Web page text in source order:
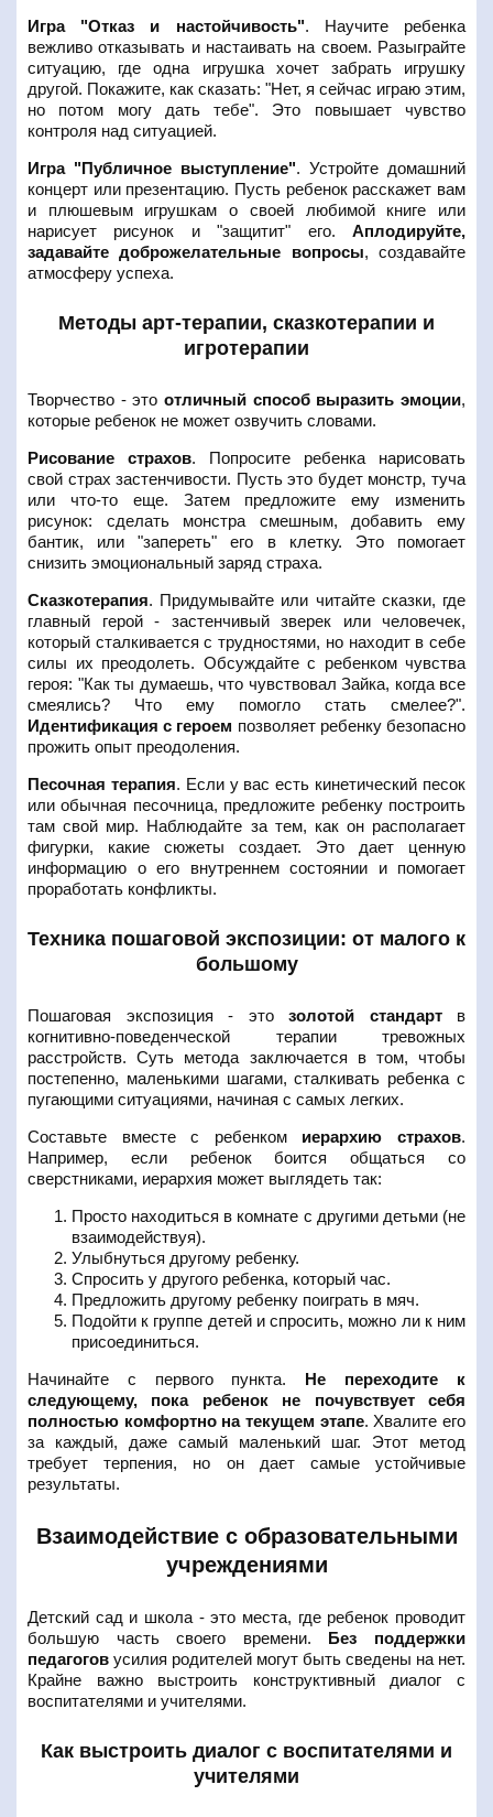
Игра "Отказ и настойчивость". Научите ребенка
вежливо отказывать и настаивать на своем. Разыграйте
ситуацию, где одна игрушка хочет забрать игрушку
другой. Покажите, как сказать: "Нет, я сейчас играю этим,
но потом могу дать тебе". Это повышает чувство
контроля над ситуацией.
Игра "Публичное выступление". Устройте домашний
концерт или презентацию. Пусть ребенок расскажет вам
и плюшевым игрушкам о своей любимой книге или
нарисует рисунок и "защитит" его. Аплодируйте,
задавайте доброжелательные вопросы, создавайте
атмосферу успеха.
Методы арт-терапии, сказкотерапии и
игротерапии
Творчество - это отличный способ выразить эмоции,
которые ребенок не может озвучить словами.
Рисование страхов. Попросите ребенка нарисовать
свой страх застенчивости. Пусть это будет монстр, туча
или что-то еще. Затем предложите ему изменить
рисунок: сделать монстра смешным, добавить ему
бантик, или "запереть" его в клетку. Это помогает
снизить эмоциональный заряд страха.
Сказкотерапия. Придумывайте или читайте сказки, где
главный герой - застенчивый зверек или человечек,
который сталкивается с трудностями, но находит в себе
силы их преодолеть. Обсуждайте с ребенком чувства
героя: "Как ты думаешь, что чувствовал Зайка, когда все
смеялись? Что ему помогло стать смелее?".
Идентификация с героем позволяет ребенку безопасно
прожить опыт преодоления.
Песочная терапия. Если у вас есть кинетический песок
или обычная песочница, предложите ребенку построить
там свой мир. Наблюдайте за тем, как он располагает
фигурки, какие сюжеты создает. Это дает ценную
информацию о его внутреннем состоянии и помогает
проработать конфликты.
Техника пошаговой экспозиции: от малого к
большому
Пошаговая экспозиция - это золотой стандартв
когнитивно-поведенческой терапии тревожных
расстройств. Суть метода заключается в том, чтобы
постепенно, маленькими шагами, сталкивать ребенка с
пугающими ситуациями, начиная с самых легких.
Составьте вместе с ребенком иерархию страхов.
Например, если ребенок боится общаться со
сверстниками, иерархия может выглядеть так:
Просто находиться в комнате с другими детьми (не
взаимодействуя).
Улыбнуться другому ребенку.
Спросить у другого ребенка, который час.
Предложить другому ребенку поиграть в мяч.
Подойти к группе детей и спросить, можно ли к ним
присоединиться.
Начинайте с первого пункта. Не переходите к
следующему, пока ребенок не почувствует себя
полностью комфортно на текущем этапе. Хвалите его
за каждый, даже самый маленький шаг. Этот метод
требует терпения, но он дает самые устойчивые
результаты.
Взаимодействие с образовательными
учреждениями
Детский сад и школа - это места, где ребенок проводит
большую часть своего времени. Без поддержки
педагогов усилия родителей могут быть сведены на нет.
Крайне важно выстроить конструктивный диалог с
воспитателями и учителями.
Как выстроить диалог с воспитателями и
учителями